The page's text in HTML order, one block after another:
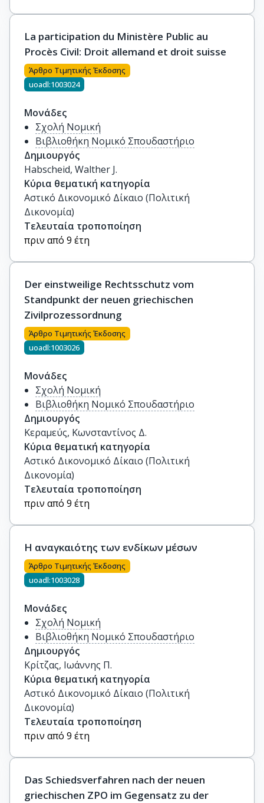
La participation du Ministère Public au
Procès Civil: Droit allemand et droit suisse
Άρθρο Τιμητικής Έκδοσης
uoadl:1003024
Μονάδες
Σχολή Νομική
Βιβλιοθήκη Νομικό Σπουδαστήριο
Δημιουργός
Habscheid, Walther J.
Κύρια θεματική κατηγορία
Αστικό Δικονομικό Δίκαιο (Πολιτική
Δικονομία)
Τελευταία τροποποίηση
πριν από 9 έτη
Der einstweilige Rechtsschutz vom
Standpunkt der neuen griechischen
Zivilprozessordnung
Άρθρο Τιμητικής Έκδοσης
uoadl:1003026
Μονάδες
Σχολή Νομική
Βιβλιοθήκη Νομικό Σπουδαστήριο
Δημιουργός
Κεραμεύς, Κωνσταντίνος Δ.
Κύρια θεματική κατηγορία
Αστικό Δικονομικό Δίκαιο (Πολιτική
Δικονομία)
Τελευταία τροποποίηση
πριν από 9 έτη
Η αναγκαιότης των ενδίκων μέσων
Άρθρο Τιμητικής Έκδοσης
uoadl:1003028
Μονάδες
Σχολή Νομική
Βιβλιοθήκη Νομικό Σπουδαστήριο
Δημιουργός
Κρίτζας, Ιωάννης Π.
Κύρια θεματική κατηγορία
Αστικό Δικονομικό Δίκαιο (Πολιτική
Δικονομία)
Τελευταία τροποποίηση
πριν από 9 έτη
Das Schiedsverfahren nach der neuen
griechischen ZPO im Gegensatz zu der